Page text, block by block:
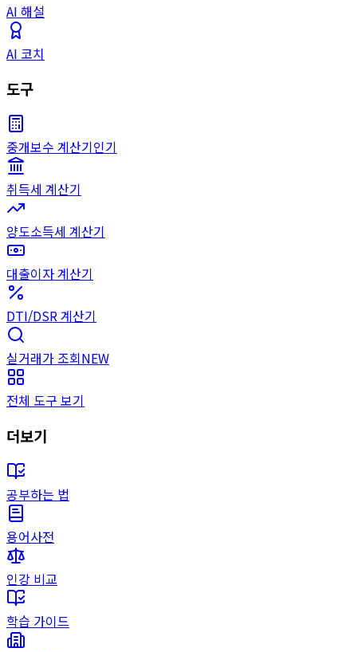
AI 해설
AI 코치
도구
중개보수 계산기인기
취득세 계산기
양도소득세 계산기
대출이자 계산기
DTI/DSR 계산기
실거래가 조회NEW
전체 도구 보기
더보기
공부하는 법
용어사전
인강 비교
학습 가이드